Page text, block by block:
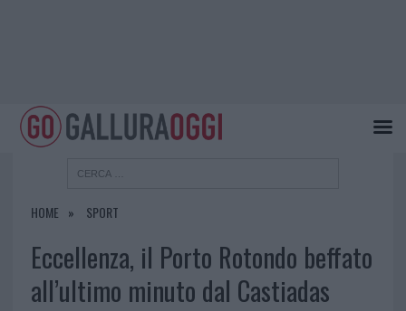
HOME SPORT
Eccellenza, il Porto Rotondo beffato
all’ultimo minuto dal Castiadas